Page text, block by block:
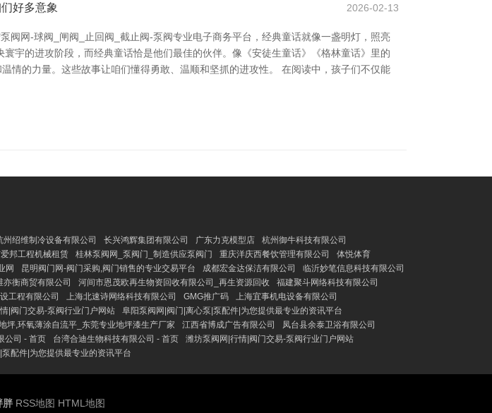
好多意象 2026-02-13
阀网-球阀_闸阀_止回阀_截止阀-泵阀专业电子商务平台，经典童话就像一盏明灯，照亮
宇的进攻阶段，而经典童话恰是他们最佳的伙伴。像《安徒生童话》《格林童话》里的
情的力量。这些故事让咱们懂得勇敢、温顺和坚抓的进攻性。 在阅读中，孩子们不仅能
绍维制冷设备有限公司 长兴鸿辉集团有限公司 广东力克模型店
杭州御牛科技有限公司
邦工程机械租赁 桂林泵阀网_泵阀门_制造供应泵阀门 重庆洋庆西餐饮管理有限公司
体悦体育
网 昆明阀门网-阀门采购,阀门销售的专业交易平台 成都宏金达保洁有限公司
临沂妙笔信息科技有限公司
亦衡商贸有限公司 河间市恩茂欧再生物资回收有限公司_再生资源回收
福建聚斗网络科技有限公司
工程有限公司 上海北速诗网络科技有限公司 GMG推广码
上海宜事机电设备有限公司
|阀门交易-泵阀行业门户网站
阜阳泵阀网|阀门|离心泵|泵配件|为您提供最专业的资讯平台
坪,环氧薄涂自流平_东莞专业地坪漆生产厂家 江西省博成广告有限公司
凤台县余泰卫浴有限公司
公司 - 首页 台湾合迪生物科技有限公司 - 首页
潍坊泵阀网|行情|阀门交易-泵阀行业门户网站
配件|为您提供最专业的资讯平台
胖 RSS地图 HTML地图